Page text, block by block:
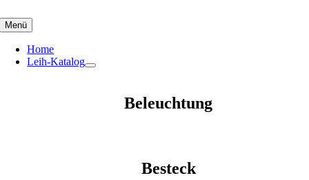
to
content
Menü
Home
Leih-Katalog
Beleuchtung
Besteck